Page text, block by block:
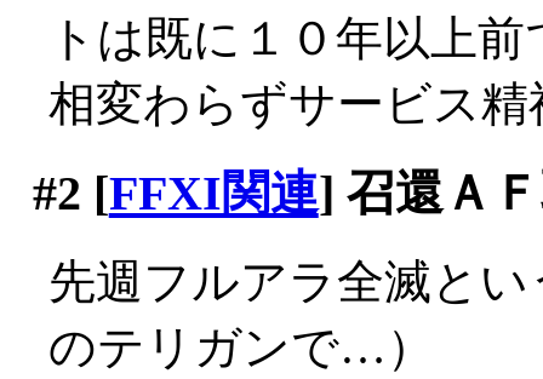
トは既に１０年以上
相変わらずサービス
#2 [FFXI関連] 召還Ａ
先週フルアラ全滅と
のテリガンで…）